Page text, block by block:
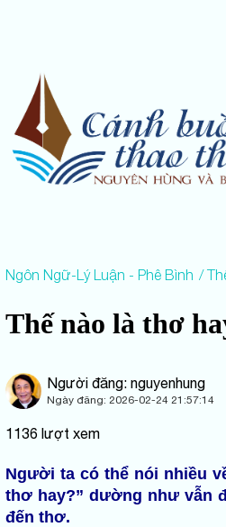
Ngôn Ngữ-Lý Luận - Phê Bình
Thế nào là thơ
Người đăng: nguyenhung
Ngày đăng: 2026-02-24 21:57:14
1136 lượt xem
Người ta có thể nói nhiều
thơ hay?” dường như vẫn
đến thơ.